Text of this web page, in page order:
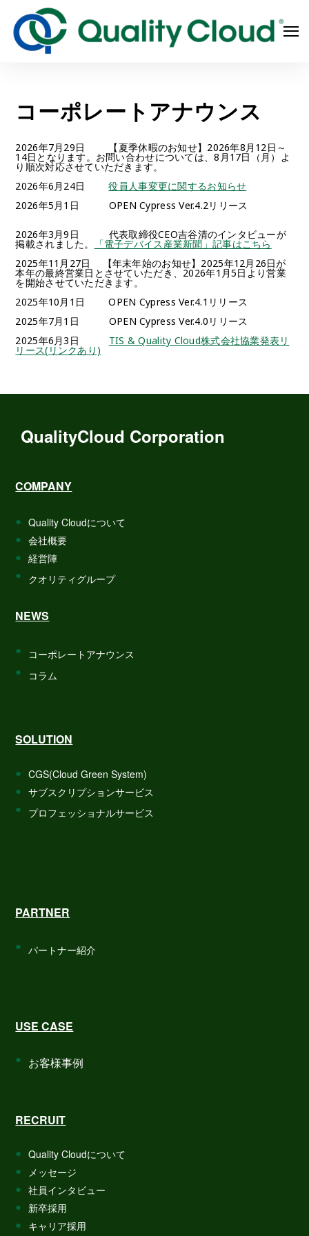
Search
コーポレートアナウンス
2026年7月29日 【夏季休暇のお知せ】2026年8月12日～
14日となります。お問い合わせについては、8月17日（月）よ
り順次対応させていただきます。
2026年6月24日役員人事変更に関するお知らせ
2026年5月1日 OPEN Cypress Ver.4.2リリース
2026年3月9日 代表取締役CEO吉谷清のインタビューが
掲載されました。
「電子デバイス産業新聞」記事はこちら
2025年11月27日 【年末年始のお知せ】2025年12月26日が
本年の最終営業日とさせていただき、2026年1月5日より営業
を開始させていただきます。
2025年10月1日 OPEN Cypress Ver.4.1リリース
2025年7月1日 OPEN Cypress Ver.4.0リリース
2025年6月3日 TIS & Quality Cloud株式会社協業発表リ
リース(リンクあり)
QualityCloud Corporation
COMPANY
Quality Cloudについて
会社概要
経営陣
クオリティグループ
NEWS
コーポレートアナウンス
コラム
SOLUTION
CGS(Cloud Green System)
サブスクリプションサービス
プロフェッショナルサービス
PARTNER
パートナー紹介
USE CASE
お客様事例
RECRUIT
Quality Cloudについて
メッセージ
社員インタビュー
新卒採用
キャリア採用